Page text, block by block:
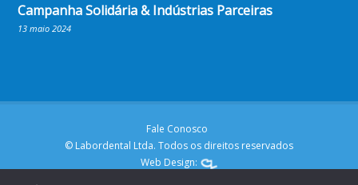
Campanha Solidária & Indústrias Parceiras
13 maio 2024
Fale Conosco
© Labordental Ltda. Todos os direitos reservados
Web Design: